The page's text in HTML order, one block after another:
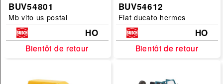
vehicule
catalogue
autorail
BUV54801
Mb vito us postal
HO
Bientôt de retour
Bientôt de retour
BUV54612
Fiat ducato hermes
HO
Bientôt de retour
Bientôt de retour